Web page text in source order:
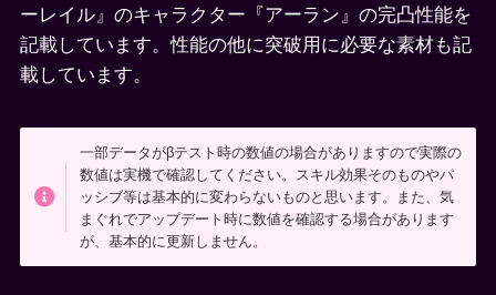
ーレイル』のキャラクター『アーラン』の完凸性能を
記載しています。性能の他に突破用に必要な素材も記
載しています。
一部データがβテスト時の数値の場合がありますので実際の
数値は実機で確認してください。スキル効果そのものやパ
ッシブ等は基本的に変わらないものと思います。また、気
まぐれでアップデート時に数値を確認する場合があります
が、基本的に更新しません。